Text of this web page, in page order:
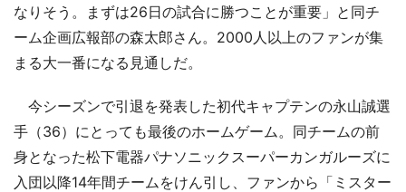
なりそう。まずは26日の試合に勝つことが重要」と同チ
ーム企画広報部の森太郎さん。2000人以上のファンが集
まる大一番になる見通しだ。
今シーズンで引退を発表した初代キャプテンの永山誠選
手（36）にとっても最後のホームゲーム。同チームの前
身となった松下電器パナソニックスーパーカンガルーズに
入団以降14年間チームをけん引し、ファンから「ミスター